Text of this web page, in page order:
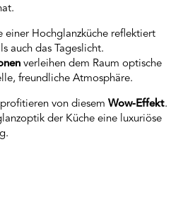
einer Hochglanzküche reflektiert
auch das Tageslicht.
verleihen dem Raum optische
freundliche Atmosphäre.
von diesem Wow-Effekt.
der Küche eine luxuriöse